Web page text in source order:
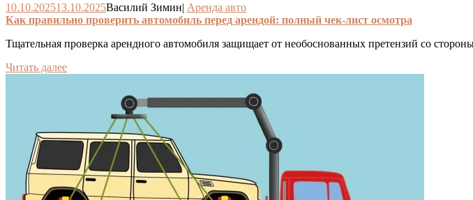
10.10.202513.10.2025Василий Зимин| Аренда авто
Как правильно проверить автомобиль перед арендой: полный чек-лист осмотра
Тщательная проверка арендного автомобиля защищает от необоснованных претензий со
Читать далее